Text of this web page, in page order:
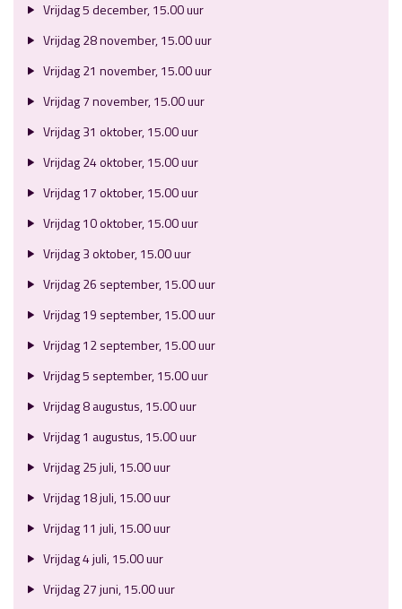
Vrijdag 5 december, 15.00 uur
Vrijdag 28 november, 15.00 uur
Vrijdag 21 november, 15.00 uur
Vrijdag 7 november, 15.00 uur
Vrijdag 31 oktober, 15.00 uur
Vrijdag 24 oktober, 15.00 uur
Vrijdag 17 oktober, 15.00 uur
Vrijdag 10 oktober, 15.00 uur
Vrijdag 3 oktober, 15.00 uur
Vrijdag 26 september, 15.00 uur
Vrijdag 19 september, 15.00 uur
Vrijdag 12 september, 15.00 uur
Vrijdag 5 september, 15.00 uur
Vrijdag 8 augustus, 15.00 uur
Vrijdag 1 augustus, 15.00 uur
Vrijdag 25 juli, 15.00 uur
Vrijdag 18 juli, 15.00 uur
Vrijdag 11 juli, 15.00 uur
Vrijdag 4 juli, 15.00 uur
Vrijdag 27 juni, 15.00 uur